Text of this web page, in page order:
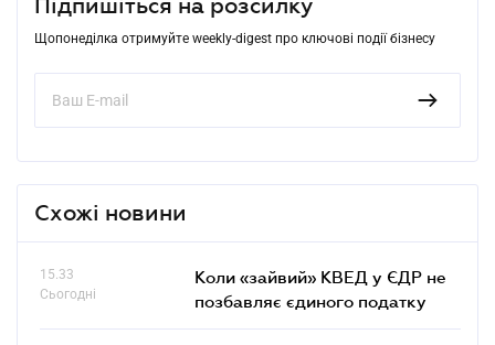
Підпишіться на розсилку
Щопонеділка отримуйте weekly-digest про ключові події бізнесу
Схожі новини
15.33
Сьогодні
Коли «зайвий» КВЕД у ЄДР не
позбавляє єдиного податку